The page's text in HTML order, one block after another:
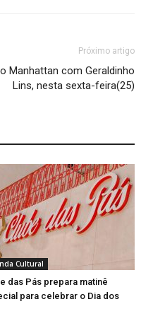
Próximo artigo
Manhattan com Geraldinho
Lins, nesta sexta-feira(25)
Cultural
das Pás prepara matinê
para celebrar o Dia dos